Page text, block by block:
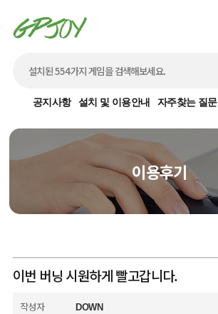
공지사항 설치 및 이용안내 자주찾는 질문
이용후기
이번 버닝 시원하게 빨고갑니다.
작성자 DOWN